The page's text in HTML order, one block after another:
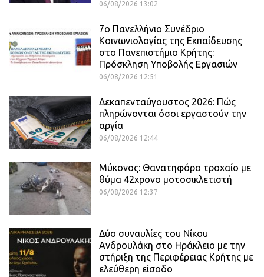
06/08/2026 13:02
7ο Πανελλήνιο Συνέδριο
Κοινωνιολογίας της Εκπαίδευσης
στο Πανεπιστήμιο Κρήτης:
Πρόσκληση Υποβολής Εργασιών
06/08/2026 12:51
Δεκαπενταύγουστος 2026: Πώς
πληρώνονται όσοι εργαστούν την
αργία
06/08/2026 12:44
Μύκονος: Θανατηφόρο τροχαίο με
θύμα 42χρονο μοτοσικλετιστή
06/08/2026 12:37
Δύο συναυλίες του Νίκου
Ανδρουλάκη στο Ηράκλειο με την
στήριξη της Περιφέρειας Κρήτης με
ελεύθερη είσοδο